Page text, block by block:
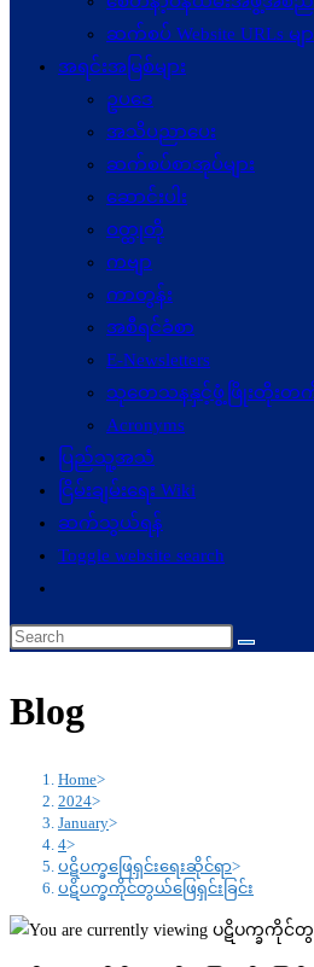
ဆက်စပ် Website URLs မျာ
အရင်းအမြစ်များ
ဥပဒေ
အသိပညာပေး
ဆက်စပ်စာအုပ်များ
ဆောင်းပါး
ဝတ္ထုတို
ကဗျာ
ကာတွန်း
အစီရင်ခံစာ
E-Newsletters
သုတေသနနှင့်ဖွံ့ဖြိုးတိုးတက်
Acronyms
ပြည်သူ့အသံ
ငြိမ်းချမ်းရေး Wiki
ဆက်သွယ်ရန်
Toggle website search
Blog
Home>
2024>
January>
4>
ပဋိပက္ခ‌ဖြေရှင်းရေးဆိုင်ရာ>
ပဋိပက္ခကိုင်တွယ်ဖြေရှင်းခြင်း